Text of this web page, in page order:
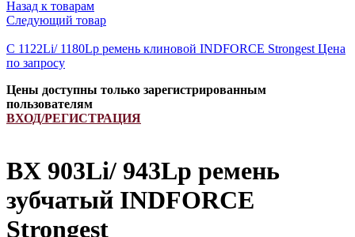
Назад к товарам
Следующий товар
C 1122Li/ 1180Lp ремень клиновой INDFORCE Strongest Цена
по запросу
Цены доступны только зарегистрированным
пользователям
ВХОД/РЕГИСТРАЦИЯ
BX 903Li/ 943Lp ремень
зубчатый INDFORCE
Strongest